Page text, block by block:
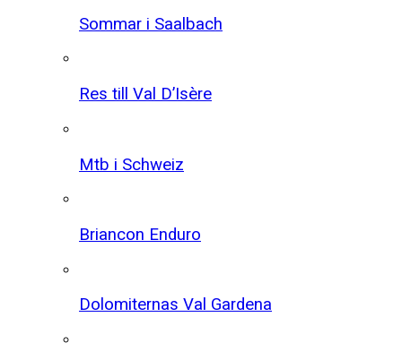
Sommar i Saalbach
Res till Val D’Isère
Mtb i Schweiz
Briancon Enduro
Dolomiternas Val Gardena